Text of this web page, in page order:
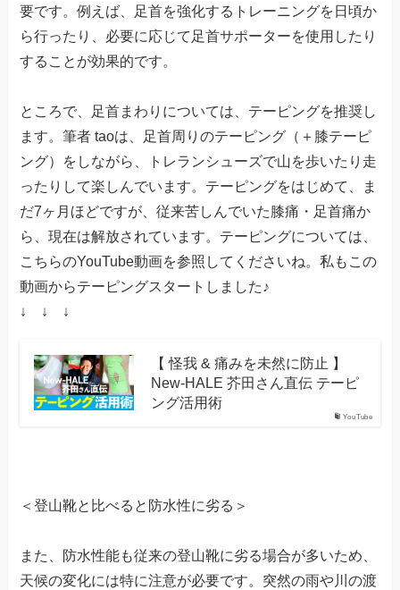
要です。例えば、足首を強化するトレーニングを日頃か
ら行ったり、必要に応じて足首サポーターを使用したり
することが効果的です。
ところで、足首まわりについては、テーピングを推奨し
ます。筆者 taoは、足首周りのテーピング（＋膝テーピ
ング）をしながら、トレランシューズで山を歩いたり走
ったりして楽しんでいます。テーピングをはじめて、ま
だ7ヶ月ほどですが、従来苦しんでいた膝痛・足首痛か
ら、現在は解放されています。テーピングについては、
こちらのYouTube動画を参照してくださいね。私もこの
動画からテーピングスタートしました♪
↓ ↓ ↓
YouTube
【 怪我 & 痛みを未然に防止 】
New-HALE 芥田さん直伝 テーピ
ング活用術
＜登山靴と比べると防水性に劣る＞
また、防水性能も従来の登山靴に劣る場合が多いため、
天候の変化には特に注意が必要です。突然の雨や川の渡